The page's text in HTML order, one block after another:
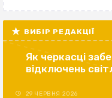
ВИБІР РЕДАКЦІЇ
Як черкасці
відключень
29 ЧЕРВНЯ 2026